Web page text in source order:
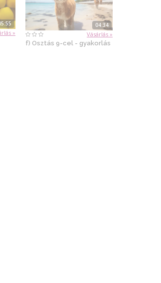
»
04:34
Vásárlás »
f) Osztás 9-cel - gyakorlás